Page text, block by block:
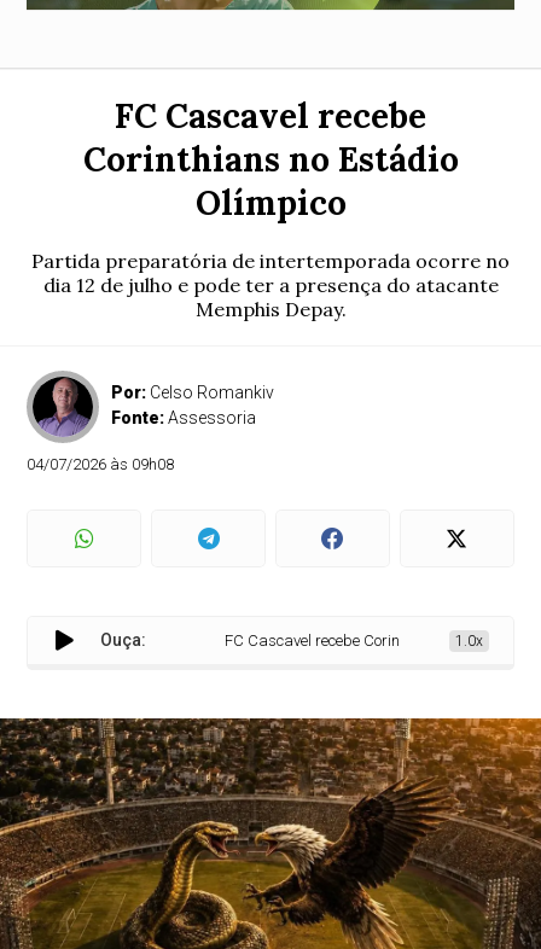
FC Cascavel recebe
Corinthians no Estádio
Olímpico
Partida preparatória de intertemporada ocorre no
dia 12 de julho e pode ter a presença do atacante
Memphis Depay.
Por: Celso Romankiv
Fonte:Assessoria
04/07/2026 às 09h08
Ouça: FC Cascavel recebe Corinthians no Estádio
1.0x